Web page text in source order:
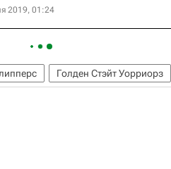
2019, 01:24
Голден Стэйт Уорриорз